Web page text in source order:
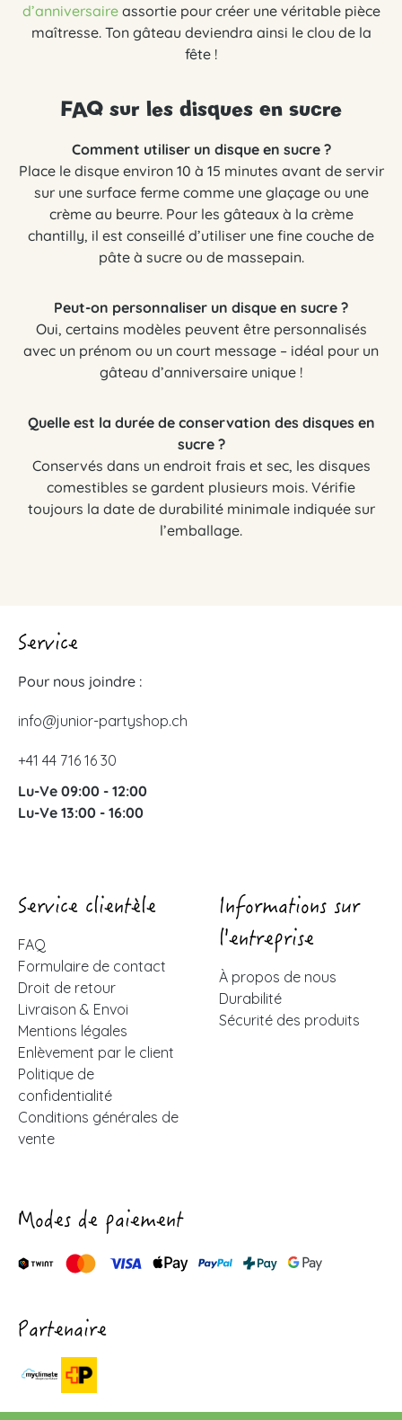
d’anniversaireassortie pour créer une véritable pièce
maîtresse. Ton gâteau deviendra ainsi le clou de la
fête !
FAQ sur les disques en sucre
Comment utiliser un disque en sucre ?
Place le disque environ 10 à 15 minutes avant de servir
sur une surface ferme comme une glaçage ou une
crème au beurre. Pour les gâteaux à la crème
chantilly, il est conseillé d’utiliser une fine couche de
pâte à sucre ou de massepain.
Peut-on personnaliser un disque en sucre ?
Oui, certains modèles peuvent être personnalisés
avec un prénom ou un court message – idéal pour un
gâteau d’anniversaire unique !
Quelle est la durée de conservation des disques en
sucre ?
Conservés dans un endroit frais et sec, les disques
comestibles se gardent plusieurs mois. Vérifie
toujours la date de durabilité minimale indiquée sur
l’emballage.
Service
Pour nous joindre :
info@junior-partyshop.ch
+41 44 716 16 30
Lu-Ve 09:00 - 12:00
Lu-Ve 13:00 - 16:00
Service clientèle
FAQ
Formulaire de contact
Droit de retour
Livraison & Envoi
Mentions légales
Enlèvement par le client
Politique de
confidentialité
Conditions générales de
vente
Informations sur
l'entreprise
À propos de nous
Durabilité
Sécurité des produits
Modes de paiement
Partenaire